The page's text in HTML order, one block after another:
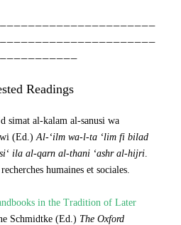
Readings
simat al-kalam al-sanusi wa
(Ed.)Al-‘ilm wa-l-ta ‘lim fi bilad
ila al-qarn al-thani ‘ashr al-hijri.
humaines et sociales.
in the Tradition of Later
Schmidtke (Ed.) The Oxford